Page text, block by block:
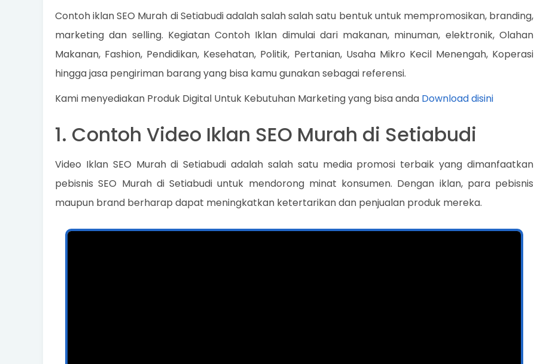
Contoh iklan SEO Murah di Setiabudi adalah salah salah satu bentuk untuk mempromosikan, branding,
marketing dan selling. Kegiatan Contoh Iklan dimulai dari makanan, minuman, elektronik, Olahan
Makanan, Fashion, Pendidikan, Kesehatan, Politik, Pertanian, Usaha Mikro Kecil Menengah, Koperasi
hingga jasa pengiriman barang yang bisa kamu gunakan sebagai referensi.
Kami menyediakan Produk Digital Untuk Kebutuhan Marketing yang bisa anda Download disini
1. Contoh Video Iklan SEO Murah di Setiabudi
Video Iklan SEO Murah di Setiabudi adalah salah satu media promosi terbaik yang dimanfaatkan
pebisnis SEO Murah di Setiabudi untuk mendorong minat konsumen. Dengan iklan, para pebisnis
maupun brand berharap dapat meningkatkan ketertarikan dan penjualan produk mereka.